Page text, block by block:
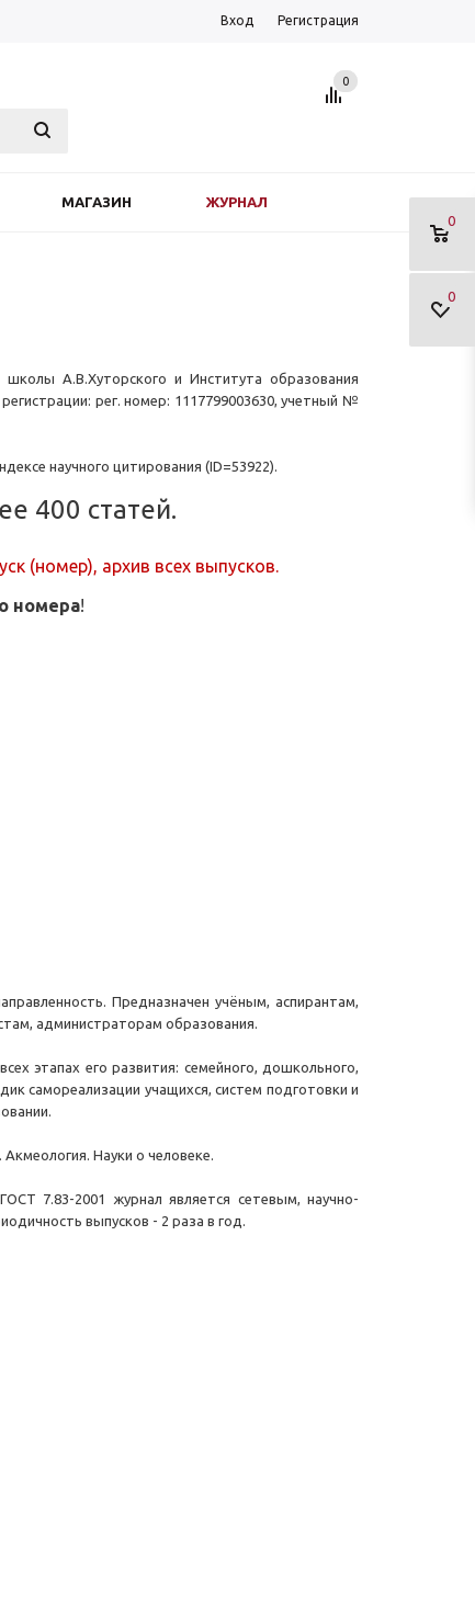
Вход Регистрация
0
0
0
МАГАЗИН ЖУРНАЛ
А.В.Хуторского и Института образования
рег. номер: 1117799003630, учетный №
научного цитирования (ID=53922).
400 статей.
(номер), архив всех выпусков.
номера!
Предназначен учёным, аспирантам,
администраторам образования.
этапах его развития: семейного, дошкольного,
самореализации учащихся, систем подготовки и
Науки о человеке.
7.83-2001 журнал является сетевым, научно-
выпусков - 2 раза в год.